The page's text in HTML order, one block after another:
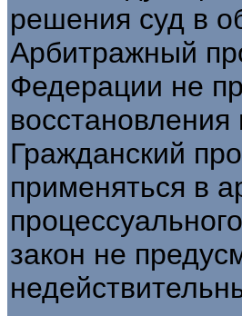
решения суд в
Арбитражный
Федерации не
Гражданский
применяться в
закон не